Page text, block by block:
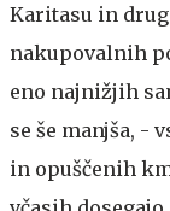
Karitasu in
nakupovalnih
eno najnižjih
se še manjša, -
in opuščenih